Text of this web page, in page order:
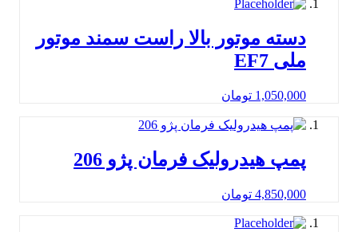
موتور بالا راست سمند موتور
تومان
هیدرولیک فرمان پژو 206
تومان